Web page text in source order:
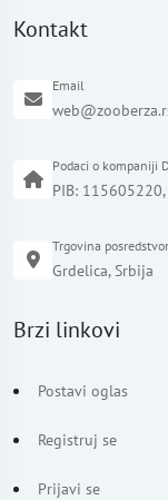
Kontakt
Email
Podaci o kompaniji
PIB:
Trgovina
Grdelica, Srbija
Brzi linkovi
Postavi oglas
Registruj se
Prijavi se